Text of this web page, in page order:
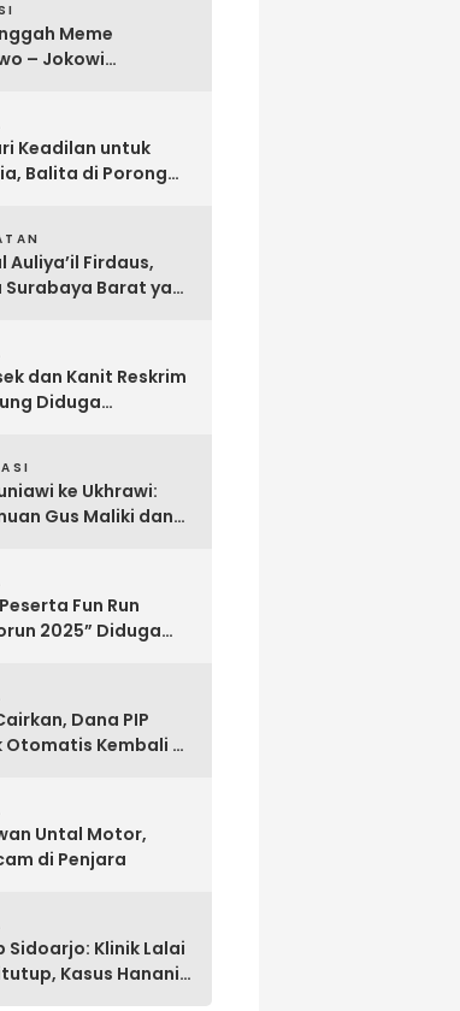
Meme
– Jokowi
Keadilan untuk
Balita di Porong
Auliya’il Firdaus,
Barat yang
dan Kanit Reskrim
Diduga
ke Ukhrawi:
Gus Maliki dan
Fun Run
2025” Diduga
Dana PIP
Kembali Ke
Untal Motor,
di Penjara
Sidoarjo: Klinik Lalai
Kasus Hanania